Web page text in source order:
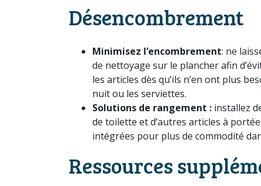
Désencombrement
Minimisez l’encombrement: ne
de nettoyage sur le plancher afin
les articles dès qu’ils n’en ont plus
nuit ou les serviettes.
Solutions de rangement : installez
de toilette et d’autres articles à
intégrées pour plus de commodité
Ressources